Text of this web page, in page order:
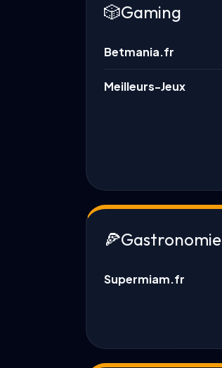
🎲Gaming
Betmania.fr
Meilleurs-Jeux
🍕Gastronomie
Supermiam.fr